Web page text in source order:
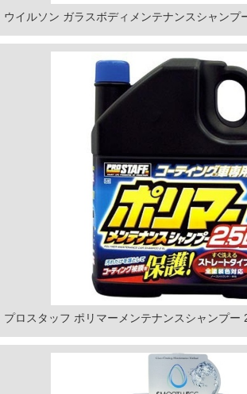
ウイルソン ガラスボディメンテナンスシャンプ
プロスタッフ ポリマーメンテナンスシャンプー